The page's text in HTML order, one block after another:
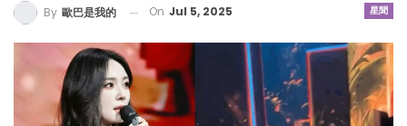
星聞
By 歐巴是我的 On Jul 5, 2025